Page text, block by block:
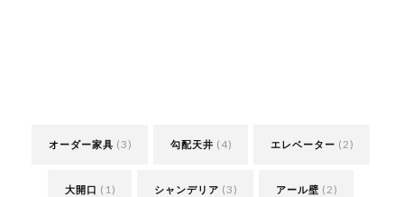
オーダー家具 (3) 勾配天井 (4) エレベーター (2)
大開口 (1) シャンデリア (3) アール壁 (2)